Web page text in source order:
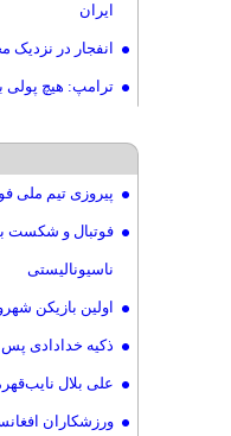
ایران
انفجار در
ترامپ: هیچ پولی
پیروزی تیم ملی
فوتبال و شکست
ناسیونالیستی
اولین بازیکن
ذکیه خدادادی پس
علی بلال
ورزشکاران